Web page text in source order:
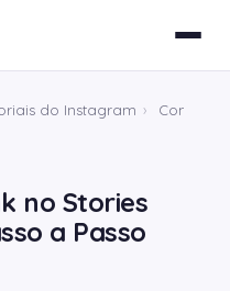
do Instagram › Como
no Stories
a Passo